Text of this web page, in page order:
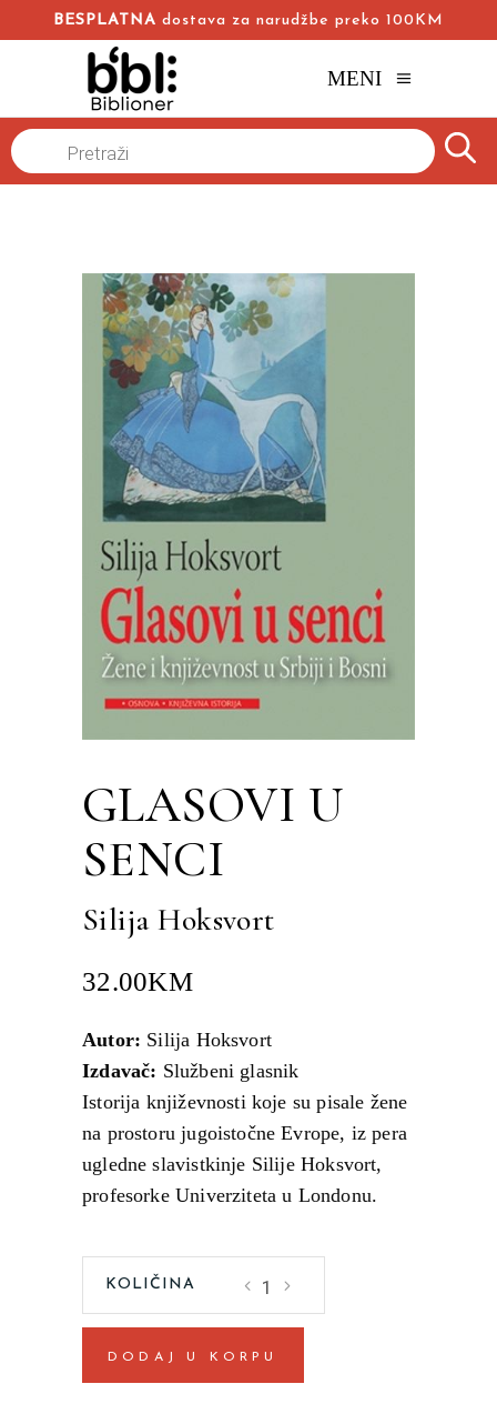
BESPLATNA dostava za narudžbe preko 100KM
MENI
Products
search
GLASOVI U
SENCI
Silija Hoksvort
32.00KM
Autor: Silija Hoksvort
Izdavač: Službeni glasnik
Istorija književnosti koje su pisale žene
na prostoru jugoistočne Evrope, iz pera
ugledne slavistkinje Silije Hoksvort,
profesorke Univerziteta u Londonu.
SENCI
(Silija
DODAJ U KORPU